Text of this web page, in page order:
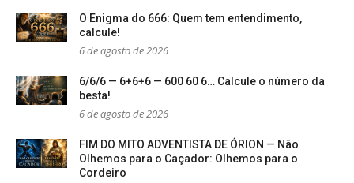
O Enigma do 666: Quem tem entendimento,
calcule!
6 de agosto de 2026
6/6/6 — 6+6+6 — 600 60 6… Calcule o número da
besta!
6 de agosto de 2026
FIM DO MITO ADVENTISTA DE ÓRION — Não
Olhemos para o Caçador: Olhemos para o
Cordeiro